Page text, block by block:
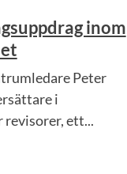
inom
Peter
i
ett...